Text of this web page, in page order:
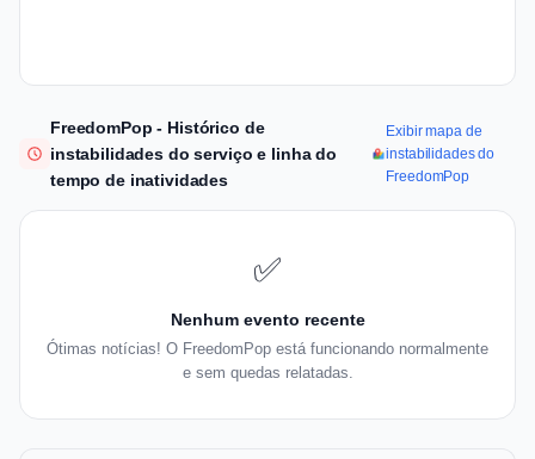
FreedomPop - Histórico de
instabilidades do serviço e linha do
tempo de inatividades
Exibir mapa de
instabilidades do
FreedomPop
✅
Nenhum evento recente
Ótimas notícias! O FreedomPop está funcionando normalmente
e sem quedas relatadas.